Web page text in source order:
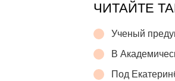
ЧИТАЙТЕ
Ученый
В
Под